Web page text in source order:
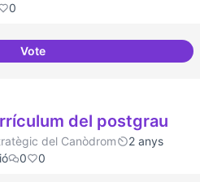
0
VoteGrades Obertes
del postgrau
del Canòdrom
2 anys
0 0